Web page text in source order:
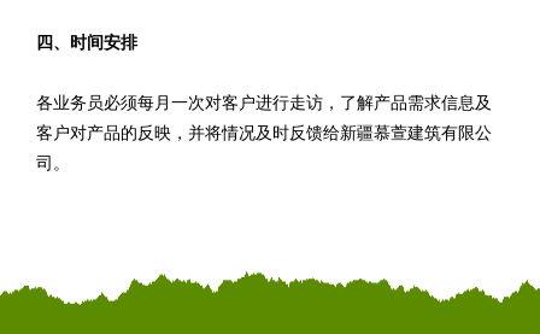
四、时间安排
各业务员必须每月一次对客户进行走访，了解产品需求信息及
客户对产品的反映，并将情况及时反馈给新疆慕萱建筑有限公
司。